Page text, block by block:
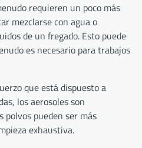
requieren un poco más
mezclarse con agua o
de un fregado. Esto puede
es necesario para trabajos
que está dispuesto a
los aerosoles son
polvos pueden ser más
exhaustiva.